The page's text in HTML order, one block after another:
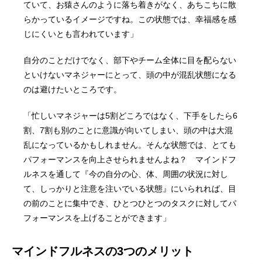
ていて、お猿さんのように落ち着きがなく、あちこちに散
らかっているイメージですね。この状態では、幸福感を感
じにくいとも言われています」
自分のことだけでなく、部下やチーム全体に目を配らない
といけないマネジャーにとって、頭の中が混乱状態になる
のは避けたいところです。
「忙しいマネジャーは5割どころではなく、下手をしたら6
割、7割も別のことに意識が向いてしまい、頭の中は大混
乱になっているかもしれません。そんな状態では、とても
パフォーマンスを向上させられませんよね？ マインドフ
ルネスを通して『今の自分の心、体、周囲の状況に対し
て、しっかりと注意を注いでいる状態』にいられれば、目
の前のことに集中でき、ひとつひとつのタスクに対してパ
フォーマンスを上げることができます」
マインドフルネスの3つのメリット